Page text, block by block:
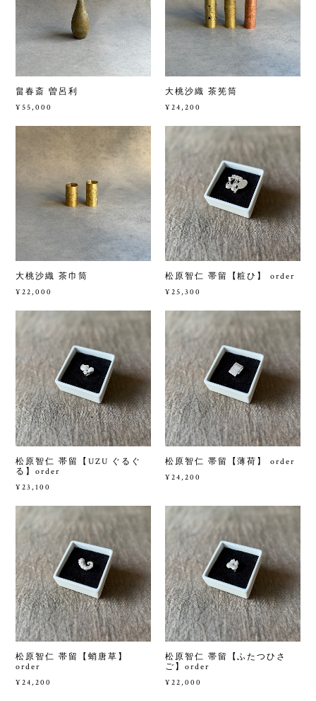
畠春斎 曽呂利
¥55,000
大桃沙織 茶筅筒
¥24,200
大桃沙織 茶巾筒
¥22,000
松原智仁 帯留【粧ひ】 order
¥25,300
松原智仁 帯留【UZU ぐるぐ
る】order
¥23,100
松原智仁 帯留【薄荷】 order
¥24,200
松原智仁 帯留【蛸唐草】
order
¥24,200
松原智仁 帯留【ふたつひさ
ご】order
¥22,000